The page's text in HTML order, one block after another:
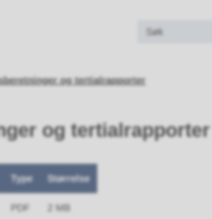
og tertialrapporter
og tertialrapporter
Type Størrelse
PDF 2 MB